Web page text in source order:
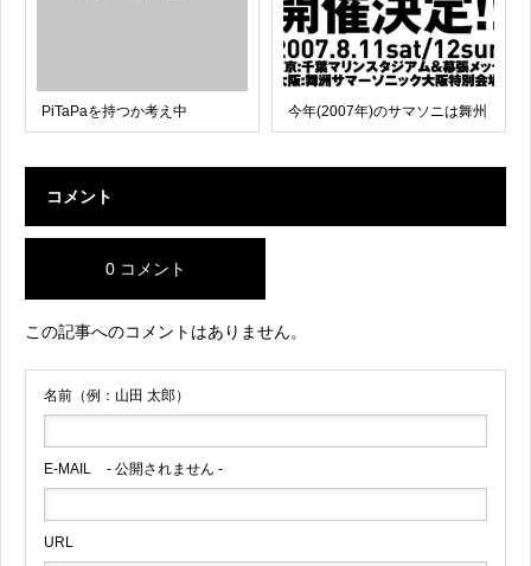
PiTaPaを持つか考え中 今年(2007年)のサマソニは舞州
コメント
0 コメント
この記事へのコメントはありません。
名前（例：山田 太郎）
E-MAIL - 公開されません -
URL